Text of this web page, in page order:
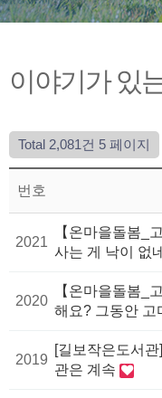
이야기가 있
Total 2,081건 5 페이지
번호
2021
【온마을돌봄_
사는 게 낙이 없
2020
【온마을돌봄_
해요? 그동안 고
2019
[길보작은도서
관은 계속